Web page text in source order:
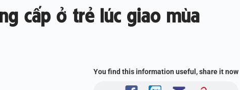
cấp ở trẻ lúc giao mùa
You find this information useful, share it now